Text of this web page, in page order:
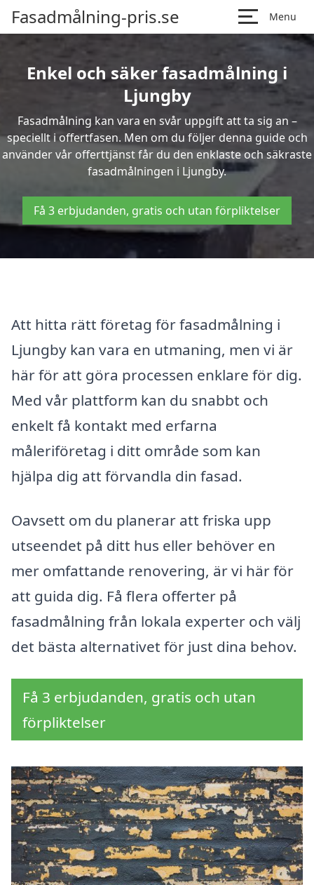
Fasadmålning-pris.se Menu
Enkel och säker fasadmålning i
Ljungby
Fasadmålning kan vara en svår uppgift att ta sig an –
speciellt i offertfasen. Men om du följer denna guide och
använder vår offerttjänst får du den enklaste och säkraste
fasadmålningen i Ljungby.
Få 3 erbjudanden, gratis och utan förpliktelser
Att hitta rätt företag för fasadmålning i
Ljungby kan vara en utmaning, men vi är
här för att göra processen enklare för dig.
Med vår plattform kan du snabbt och
enkelt få kontakt med erfarna
måleriföretag i ditt område som kan
hjälpa dig att förvandla din fasad.
Oavsett om du planerar att friska upp
utseendet på ditt hus eller behöver en
mer omfattande renovering, är vi här för
att guida dig. Få flera offerter på
fasadmålning från lokala experter och välj
det bästa alternativet för just dina behov.
Få 3 erbjudanden, gratis och utan
förpliktelser